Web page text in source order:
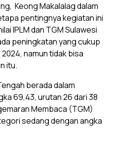
Keong Makalalag dalam
pentingnya kegiatan ini
IPLM dan TGM Sulawesi
peningkatan yang cukup
namun tidak bisa
itu.
berada dalam
69,43, urutan 26 dari 38
Membaca (TGM)
sedang dengan angka